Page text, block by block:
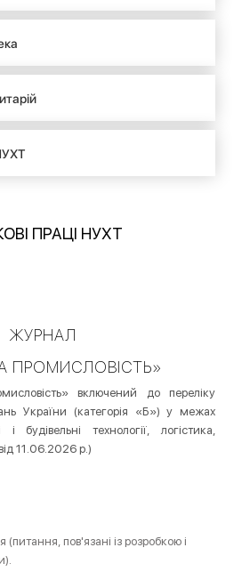
ПРАЦІ НУХТ
ЖУРНАЛ
ПРОМИСЛОВІСТЬ»
включений до переліку
України (категорія «Б») у межах
будівельні технології, логістика,
11.06.2026 р.)
(питання, пов'язані із розробкою і